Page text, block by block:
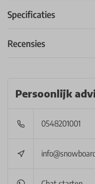
Specificaties
Recensies
Persoonlijk
0548201001